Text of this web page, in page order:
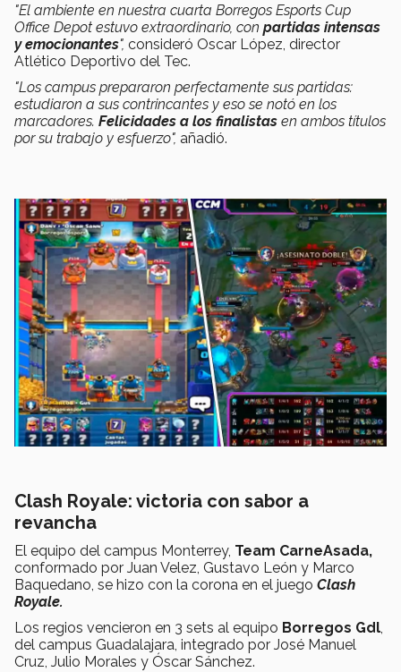
"El ambiente en nuestra cuarta Borregos Esports Cup
Office Depot estuvo extraordinario, con partidas intensas
y emocionantes", consideró Oscar López, director
Atlético Deportivo del Tec.
"Los campus prepararon perfectamente sus partidas:
estudiaron a sus contrincantes y eso se notó en los
marcadores. Felicidades a los finalistas en ambos títulos
por su trabajo y esfuerzo", añadió.
Clash Royale: victoria con sabor a
revancha
El equipo del campus Monterrey, Team CarneAsada,
conformado por Juan Velez, Gustavo León y Marco
Baquedano, se hizo con la corona en el juego Clash
Royale.
Los regios vencieron en 3 sets al equipo Borregos Gdl,
del campus Guadalajara, integrado por José Manuel
Cruz, Julio Morales y Óscar Sánchez.